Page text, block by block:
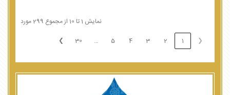
نمایش 1 تا 10 از مجموع 299 مورد
❮
1
2
3
4
5
…
30
❯